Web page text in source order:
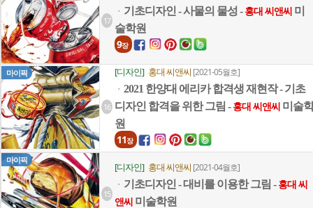
17
ㆍ 기초디자인 - 사물의 물성 - 홍대 씨앤씨 미
술학원
9장
마이픽
16
[디자인] 홍대 씨앤씨 [2021-05월호]
ㆍ 2021 한양대 에리카 합격생 재현작 - 기초
디자인 합격을 위한 그림 - 홍대 씨앤씨 미술학
원
11장
마이픽
15
[디자인] 홍대 씨앤씨 [2021-04월호]
ㆍ 기초디자인 - 대비를 이용한 그림 - 홍대 씨
앤씨 미술학원